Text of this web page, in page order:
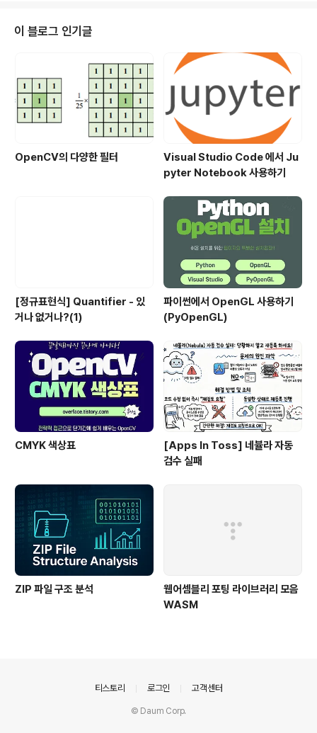
합니다. 합쳐질 때 토스 특유의 '짤랑'하는 효과음과 햅틱(진동)을 넣으면 타격
감이 배가됩니다.2. "텐텐(TenTen..
이 블로그 인기글
OpenCV의 다양한 필터
Visual Studio Code 에서 Ju
pyter Notebook 사용하기
[정규표현식] Quantifier - 있
거나 없거나?(1)
파이썬에서 OpenGL 사용하기
(PyOpenGL)
CMYK 색상표
[Apps In Toss] 네뷸라 자동
검수 실패
ZIP 파일 구조 분석
웹어셈블리 포팅 라이브러리 모음
WASM
티스토리 로그인 고객센터
© Daum Corp.